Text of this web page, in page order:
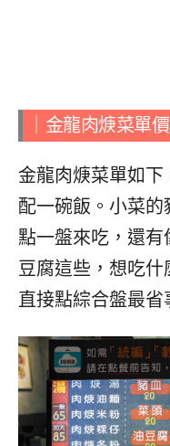
｜金龍肉焿菜單
金龍肉焿菜單如
配一碗飯。小菜
點一盤來吃，還
豆腐這些，想吃什
直接點綜合盤最省